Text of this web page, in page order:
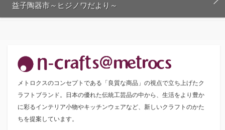
益子陶器市～ヒジノワだより～
メトロクスのコンセプトである「良質な商品」の視点で立ち上げたク
ラフトブランド。日本の優れた伝統工芸品の中から、生活をより豊か
に彩るインテリア小物やキッチンウェアなど、新しいクラフトのかた
ちを提案しています。